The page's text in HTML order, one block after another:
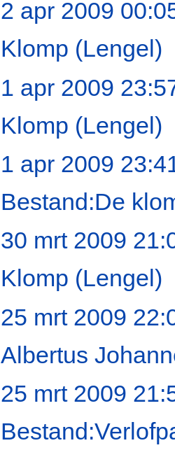
2 apr 2009
Klomp (Lengel)
1 apr 2009
Klomp (Lengel)
1 apr 2009
Bestand:De
30 mrt 2009
Klomp (Lengel)
25 mrt 2009
Albertus
25 mrt 2009